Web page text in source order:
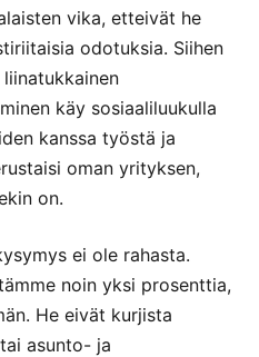
vika, etteivät he
odotuksia. Siihen
käy sosiaaliluukulla
kanssa työstä ja
oman yrityksen,
on.
ei ole rahasta.
noin yksi prosenttia,
He eivät kurjista
asunto- ja